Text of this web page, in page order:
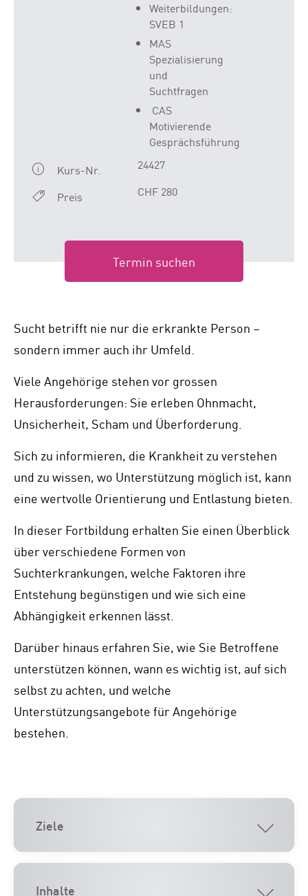
Weiterbildungen:
SVEB 1
MAS
Spezialisierung
und
Suchtfragen
CAS
Motivierende
Gesprächsführung
Kurs-Nr.
24427
Preis
CHF 280
Termin suchen
Sucht betrifft nie nur die erkrankte Person –
sondern immer auch ihr Umfeld.
Viele Angehörige stehen vor grossen
Herausforderungen: Sie erleben Ohnmacht,
Unsicherheit, Scham und Überforderung.
Sich zu informieren, die Krankheit zu verstehen
und zu wissen, wo Unterstützung möglich ist, kann
eine wertvolle Orientierung und Entlastung bieten.
In dieser Fortbildung erhalten Sie einen Überblick
über verschiedene Formen von
Suchterkrankungen, welche Faktoren ihre
Entstehung begünstigen und wie sich eine
Abhängigkeit erkennen lässt.
Darüber hinaus erfahren Sie, wie Sie Betroffene
unterstützen können, wann es wichtig ist, auf sich
selbst zu achten, und welche
Unterstützungsangebote für Angehörige
bestehen.
Ziele
Inhalte